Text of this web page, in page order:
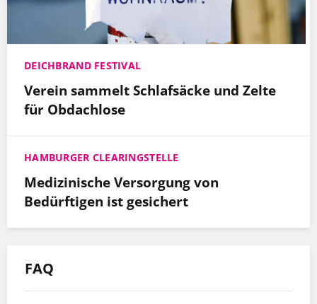
DEICHBRAND FESTIVAL
Verein sammelt Schlafsäcke und Zelte
für Obdachlose
HAMBURGER CLEARINGSTELLE
Medizinische Versorgung von
Bedürftigen ist gesichert
FAQ